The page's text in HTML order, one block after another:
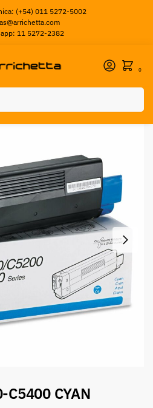
(+54) 011 5272-5002
11 5272-2382
0
C5400 CYAN
C5400 CYAN